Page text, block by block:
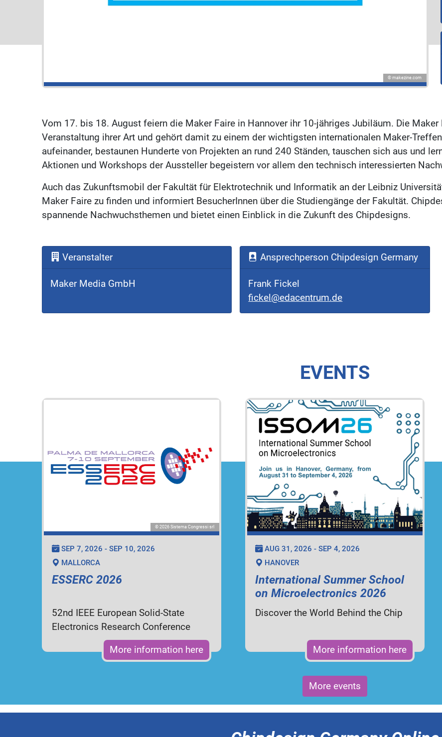
© makezine.com
Vom 17. bis 18. August feiern die Maker Faire in Hannover ihr 10-jähriges Jubiläum. Die
Veranstaltung ihrer Art und gehört damit zu einem der wichtigsten internationalen Maker-
aufeinander, bestaunen Hunderte von Projekten an rund 240 Ständen, tauschen sich aus und
Aktionen und Workshops der Aussteller begeistern vor allem den technisch interessierten
Auch das Zukunftsmobil der Fakultät für Elektrotechnik und Informatik an der Leibniz
Maker Faire zu finden und informiert BesucherInnen über die Studiengänge der Fakultät.
spannende Nachwuchsthemen und bietet einen Einblick in die Zukunft des Chipdesigns.
Veranstalter
Maker Media GmbH
Ansprechperson Chipdesign Germany
Frank Fickel
fickel@edacentrum.de
EVENTS
© 2026 Sistema Congressi srl
SEP 7, 2026 - SEP 10, 2026
MALLORCA
ESSERC 2026
52nd IEEE European Solid-State
Electronics Research Conference
More information here
AUG 31, 2026 - SEP 4, 2026
HANOVER
International Summer School
on Microelectronics 2026
Discover the World Behind the Chip
More information here
More events